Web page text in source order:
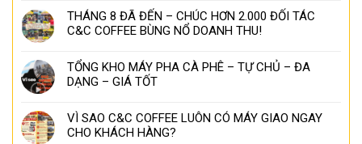
THÁNG 8 ĐÃ ĐẾN – CHÚC HƠN 2.000 ĐỐI TÁC
C&C COFFEE BÙNG NỔ DOANH THU!
TỔNG KHO MÁY PHA CÀ PHÊ – TỰ CHỦ – ĐA
DẠNG – GIÁ TỐT
VÌ SAO C&C COFFEE LUÔN CÓ MÁY GIAO NGAY
CHO KHÁCH HÀNG?